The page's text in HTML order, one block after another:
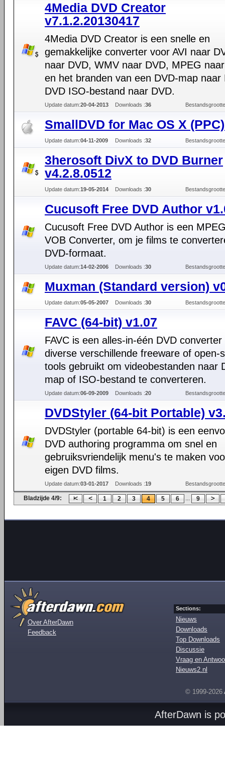
4Media DVD Creator
v7.1.2.20130417
4Media DVD Creator is een snelle en
gemakkelijke converter voor AVI naar
naar DVD, WMV naar DVD, MPEG
en het branden van een DVD-map naar
DVD ISO-bestand naar DVD.
Update datum:20-04-2013 Downloads :36
SmallDVD for Mac OS X
Update datum:04-11-2009 Downloads :32
3herosoft DivX to DVD Burner
v4.2.8.0512
Update datum:19-05-2014 Downloads :30
Cucusoft Free DVD Author
Cucusoft Free DVD Author is een
VOB Converter, om je films te
DVD-formaat.
Update datum:14-02-2006 Downloads :30
Muxman (Standard version)
Update datum:05-05-2007 Downloads :30
FAVC (64-bit) v1.07
FAVC is een alles-in-één DVD converter
diverse verschillende freeware of open-
tools gebruikt om videobestanden naar
map of ISO-bestand te converteren.
Update datum:06-09-2009 Downloads :20
DVDStyler (64-bit Portable)
DVDStyler (portable 64-bit) is een
DVD authoring programma om snel en
gebruiksvriendelijk menu's te maken
eigen DVD films.
Update datum:03-01-2017 Downloads :19
Bladzijde 4/9: 1 2 3 4 5 6 ... 9
Over AfterDawn
Feedback
Sections:
Nieuws
Downloads
Top Downloads
Discussie
Vraag en
Nieuws2.nl
© 1999-2026
AfterDawn is